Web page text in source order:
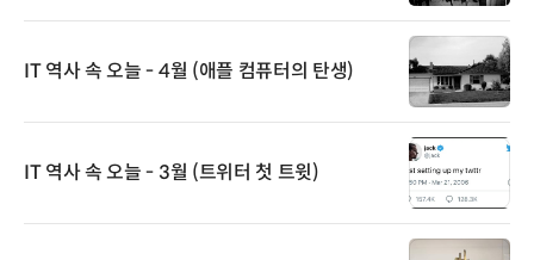
IT 역사 속 오늘 - 4월 (애플 컴퓨터의 탄생)
IT 역사 속 오늘 - 3월 (트위터 첫 트윗)